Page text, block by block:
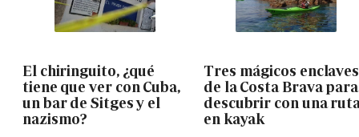
El chiringuito, ¿qué
tiene que ver con Cuba,
un bar de Sitges y el
nazismo?
Tres mágicos enclaves
de la Costa Brava para
descubrir con una
en kayak